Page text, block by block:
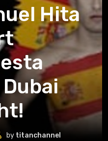
Hita
by titanchannel